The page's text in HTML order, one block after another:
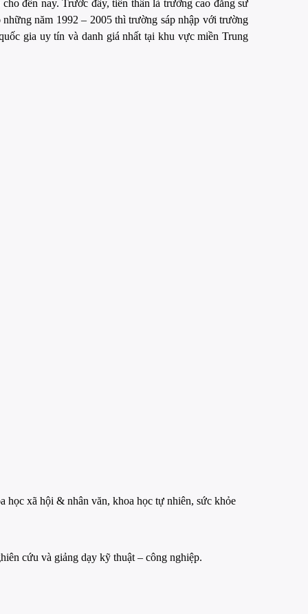
đến nay. Trước đây, tiền thân là trường cao đẳng sư
năm 1992 – 2005 thì trường sáp nhập với trường
gia uy tín và danh giá nhất tại khu vực miền Trung
học xã hội & nhân văn, khoa học tự nhiên, sức khỏe
cứu và giảng dạy kỹ thuật – công nghiệp.